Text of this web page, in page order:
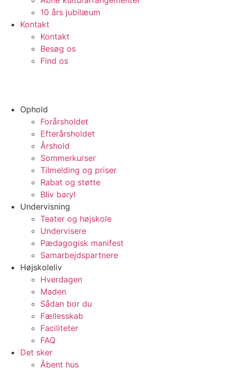
10 års jubilæum
Kontakt
Kontakt
Besøg os
Find os
Ophold
Forårsholdet
Efterårsholdet
Årshold
Sommerkurser
Tilmelding og priser
Rabat og støtte
Bliv baryl
Undervisning
Teater og højskole
Undervisere
Pædagogisk manifest
Samarbejdspartnere
Højskoleliv
Hverdagen
Maden
Sådan bor du
Fællesskab
Faciliteter
FAQ
Det sker
Åbent hus